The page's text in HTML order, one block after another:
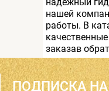
нашей
работы. В
заказав
ПОДПИСКА